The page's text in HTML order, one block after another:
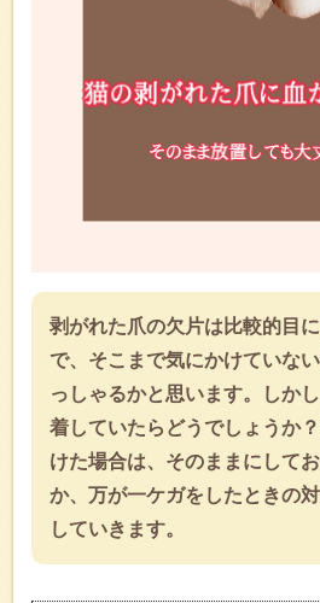
ま放置しても
剥がれた爪の欠片は比較的目
で、そこまで気にかけていな
っしゃるかと思います。しか
着していたらどうでしょうか
けた場合は、そのままにして
か、万が一ケガをしたときの
していきます。